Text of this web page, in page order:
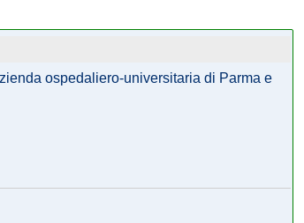
ospedaliero-universitaria di Parma e